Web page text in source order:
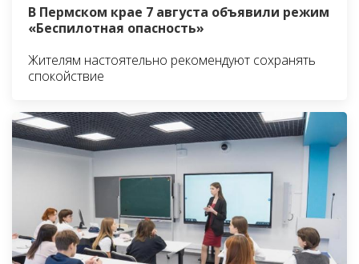
В Пермском крае 7 августа объявили режим
«Беспилотная опасность»
Жителям настоятельно рекомендуют сохранять
спокойствие